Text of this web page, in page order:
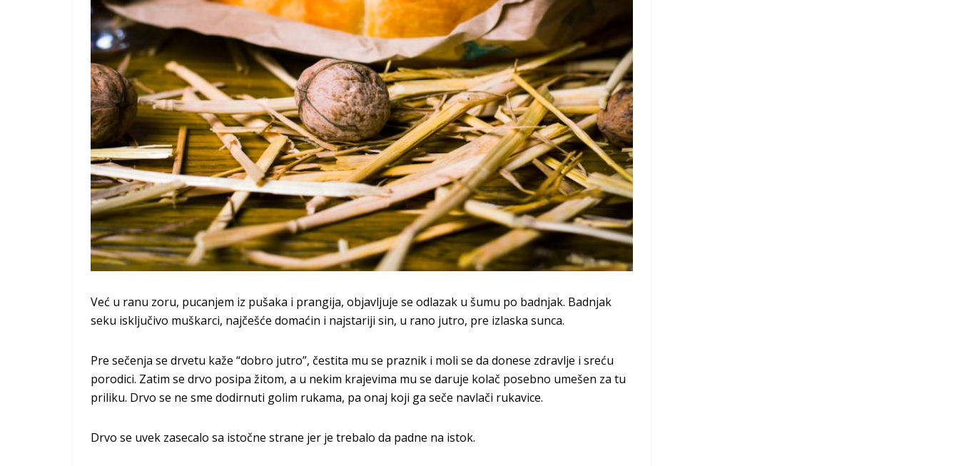
Već u ranu zoru, pucanjem iz pušaka i prangija, objavljuje se odlazak u šumu po badnjak. Badnjak
seku isključivo muškarci, najčešće domaćin i najstariji sin, u rano jutro, pre izlaska sunca.
Pre sečenja se drvetu kaže “dobro jutro”, čestita mu se praznik i moli se da donese zdravlje i sreću
porodici. Zatim se drvo posipa žitom, a u nekim krajevima mu se daruje kolač posebno umešen za tu
priliku. Drvo se ne sme dodirnuti golim rukama, pa onaj koji ga seče navlači rukavice.
Drvo se uvek zasecalo sa istočne strane jer je trebalo da padne na istok.